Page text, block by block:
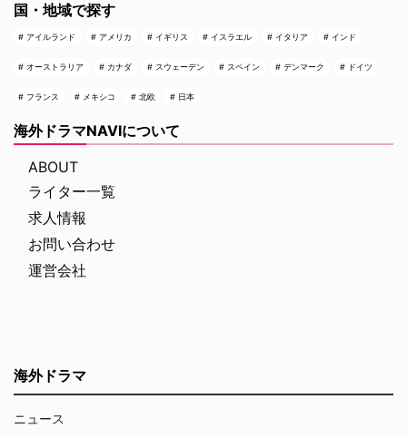
国・地域で探す
アイルランド アメリカ イギリス イスラエル イタリア インド
オーストラリア カナダ スウェーデン スペイン デンマーク ドイツ
フランス メキシコ 北欧 日本
海外ドラマNAVIについて
ABOUT
ライター一覧
求人情報
お問い合わせ
運営会社
海外ドラマ
ニュース